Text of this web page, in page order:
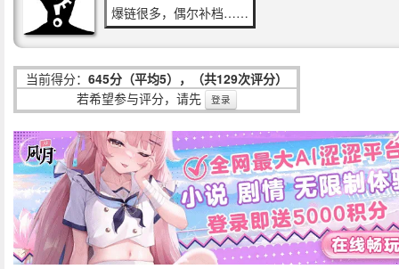
爆链很多，偶尔补档……
当前得分： 645分（平均5），（共129次评分）
若希望参与评分，请先
登录